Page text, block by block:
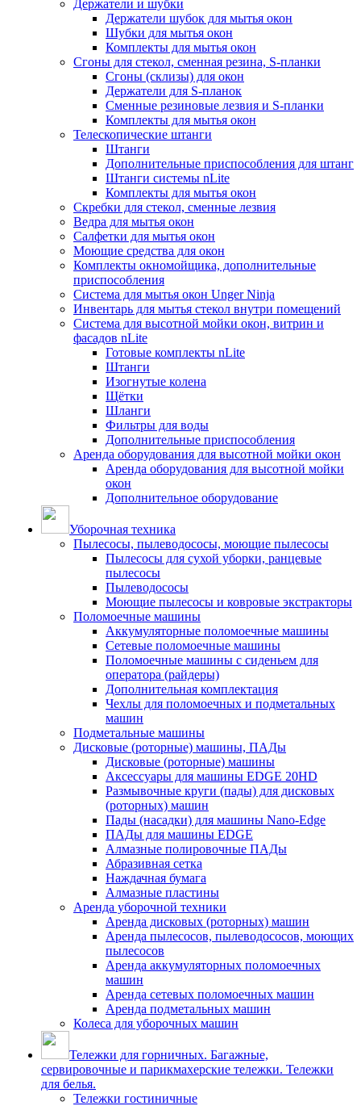
Держатели и шубки
Держатели шубок для мытья окон
Шубки для мытья окон
Комплекты для мытья окон
Сгоны для стекол, сменная резина, S-планки
Сгоны (склизы) для окон
Держатели для S-планок
Сменные резиновые лезвия и S-планки
Комплекты для мытья окон
Телескопические штанги
Штанги
Дополнительные приспособления для штанг
Штанги системы nLite
Комплекты для мытья окон
Скребки для стекол, сменные лезвия
Ведра для мытья окон
Салфетки для мытья окон
Моющие средства для окон
Комплекты окномойщика, дополнительные
приспособления
Система для мытья окон Unger Ninja
Инвентарь для мытья стекол внутри помещений
Система для высотной мойки окон, витрин и
фасадов nLite
Готовые комплекты nLite
Штанги
Изогнутые колена
Щётки
Шланги
Фильтры для воды
Дополнительные приспособления
Аренда оборудования для высотной мойки окон
Аренда оборудования для высотной мойки
окон
Дополнительное оборудование
Уборочная техника
Пылесосы, пылеводососы, моющие пылесосы
Пылесосы для сухой уборки, ранцевые
пылесосы
Пылеводососы
Моющие пылесосы и ковровые экстракторы
Поломоечные машины
Аккумуляторные поломоечные машины
Сетевые поломоечные машины
Поломоечные машины с сиденьем для
оператора (райдеры)
Дополнительная комплектация
Чехлы для поломоечных и подметальных
машин
Подметальные машины
Дисковые (роторные) машины, ПАДы
Дисковые (роторные) машины
Аксессуары для машины EDGE 20HD
Размывочные круги (пады) для дисковых
(роторных) машин
Пады (насадки) для машины Nano-Edge
ПАДы для машины EDGE
Алмазные полировочные ПАДы
Абразивная сетка
Наждачная бумага
Алмазные пластины
Аренда уборочной техники
Аренда дисковых (роторных) машин
Аренда пылесосов, пылеводососов, моющих
пылесосов
Аренда аккумуляторных поломоечных
машин
Аренда сетевых поломоечных машин
Аренда подметальных машин
Колеса для уборочных машин
Тележки для горничных. Багажные,
сервировочные и парикмахерские тележки. Тележки
для белья.
Тележки гостиничные